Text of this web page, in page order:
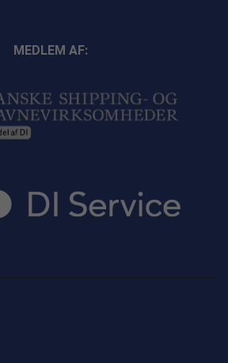
MEDLEM AF: